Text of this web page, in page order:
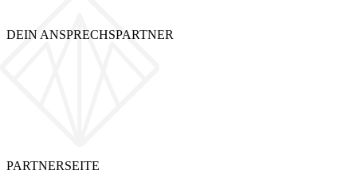
PARTNERSEITE
DEIN ANSPRECHSPARTNER